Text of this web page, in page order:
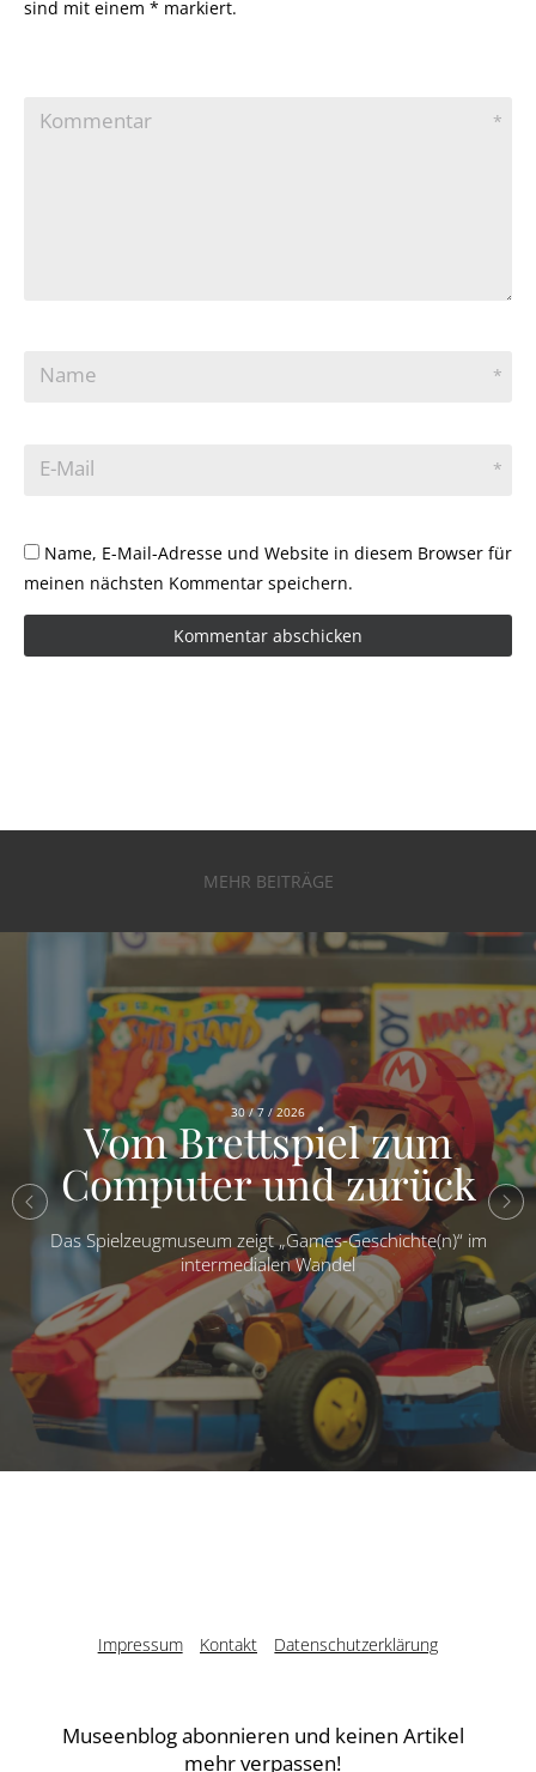
sind mit einem * markiert.
Kommentar *
Name *
E-Mail *
Name, E-Mail-Adresse und Website in diesem Browser für
meinen nächsten Kommentar speichern.
MEHR BEITRÄGE
30 / 7 / 2026
Vom Brettspiel zum
Computer und zurück
Das Spielzeugmuseum zeigt „Games-Geschichte(n)“ im
intermedialen Wandel
Impressum Kontakt Datenschutzerklärung
Museenblog abonnieren und keinen Artikel
mehr verpassen!